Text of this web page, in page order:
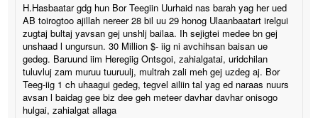
H.Hasbaatar gdg hun Bor Teegiin Uurhaid nas barah yag her ued
AB toirogtoo ajillah nereer 28 bil uu 29 honog Ulaanbaatart irelgui
zugtaj bultaj yavsan gej unshlj bailaa. Ih sejigtei medee bn gej
unshaad l ungursun. 30 Million $- iig ni avchihsan baisan ue
gedeg. Baruund iim Heregiig Ontsgoi, zahialgatai, uridchilan
tuluvluj zam muruu tuuruulj, multrah zali meh gej uzdeg aj. Bor
Teeg-iig 1 ch uhaagui gedeg, tegvel ailiin tal yag ed naraas nuurs
avsan l baidag gee biz dee geh meteer davhar davhar onisogo
hulgai, zahialgat allaga